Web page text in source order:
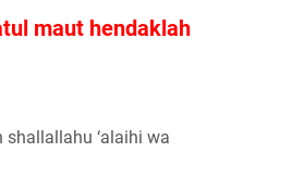
maut hendaklah
‘alaihi wa